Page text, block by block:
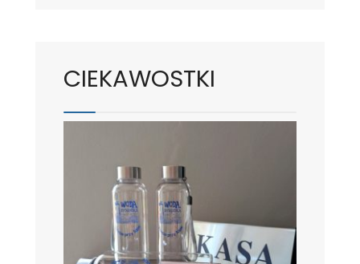
CIEKAWOSTKI